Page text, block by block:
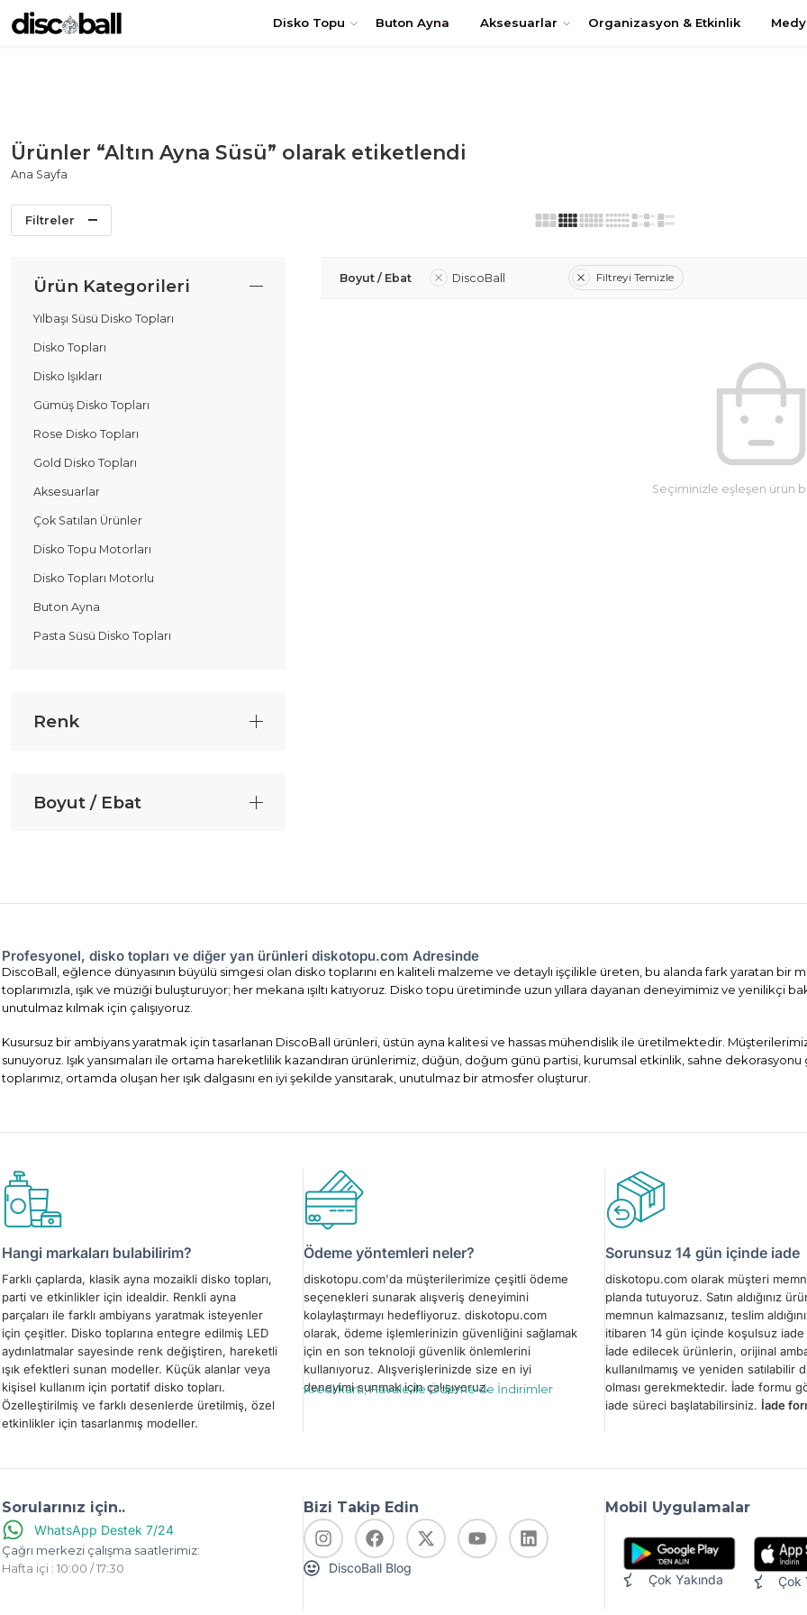
TÜRKİYE'nin en uygun DİSKO TOPU fiyatları! Hemen Sipariş Oluştur
Disko Topu Buton Ayna Aksesuarlar Organizasyon & Etkinlik
Ürünler “Altın Ayna Süsü” olarak etiketlendi
Ana Sayfa
Filtreler
Boyut / Ebat DiscoBall Filtreyi Temizle
Seçiminizle eşleşen ürün
Ürün Kategorileri
Yılbaşı Süsü Disko Topları
Disko Topları
Disko Işıkları
Gümüş Disko Topları
Rose Disko Topları
Gold Disko Topları
Aksesuarlar
Çok Satılan Ürünler
Disko Topu Motorları
Disko Topları Motorlu
Buton Ayna
Pasta Süsü Disko Topları
Renk
Boyut / Ebat
Profesyonel, disko topları ve diğer yan ürünleri diskotopu.com Adresinde
DiscoBall, eğlence dünyasının büyülü simgesi olan disko toplarını en kaliteli malzeme ve detaylı işçilikle üreten, bu alanda fark yaratan bir
toplarımızla, ışık ve müziği buluşturuyor; her mekana ışıltı katıyoruz. Disko topu üretiminde uzun yıllara dayanan deneyimimiz ve yenilikçi
unutulmaz kılmak için çalışıyoruz.
Kusursuz bir ambiyans yaratmak için tasarlanan DiscoBall ürünleri, üstün ayna kalitesi ve hassas mühendislik ile üretilmektedir.
sunuyoruz. Işık yansımaları ile ortama hareketlilik kazandıran ürünlerimiz, düğün, doğum günü partisi, kurumsal etkinlik, sahne
toplarımız, ortamda oluşan her ışık dalgasını en iyi şekilde yansıtarak, unutulmaz bir atmosfer oluşturur.
Hangi markaları bulabilirim?
Farklı çaplarda, klasik ayna mozaikli disko topları,
parti ve etkinlikler için idealdir. Renkli ayna
parçaları ile farklı ambiyans yaratmak isteyenler
için çeşitler. Disko toplarına entegre edilmiş LED
aydınlatmalar sayesinde renk değiştiren, hareketli
ışık efektleri sunan modeller. Küçük alanlar veya
kişisel kullanım için portatif disko topları.
Özelleştirilmiş ve farklı desenlerde üretilmiş, özel
etkinlikler için tasarlanmış modeller.
Ödeme yöntemleri neler?
diskotopu.com'da müşterilerimize çeşitli ödeme
seçenekleri sunarak alışveriş deneyimini
kolaylaştırmayı hedefliyoruz. diskotopu.com
olarak, ödeme işlemlerinizin güvenliğini sağlamak
için en son teknoloji güvenlik önlemlerini
kullanıyoruz. Alışverişlerinizde size en iyi
deneyimi sunmak için çalışıyoruz.
Kredi kartı, Havale ile Ödeme’de İndirimler
Sorunsuz 14 gün içinde iade
diskotopu.com olarak müşteri
planda tutuyoruz. Satın aldığınız
memnun kalmazsanız, teslim
itibaren 14 gün içinde koşulsuz
İade edilecek ürünlerin, orijinal
kullanılmamış ve yeniden satılabilir
olması gerekmektedir. İade formu
iade süreci başlatabilirsiniz. İade
Sorularınız için..
WhatsApp Destek 7/24
Çağrı merkezi çalışma saatlerimiz:
Hafta içi : 10:00 / 17:30
Bizi Takip Edin
DiscoBall Blog
Mobil Uygulamalar
Çok Yakında Çok